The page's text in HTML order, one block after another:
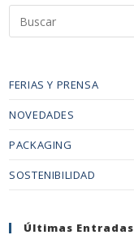
FERIAS Y PRENSA
NOVEDADES
PACKAGING
SOSTENIBILIDAD
Últimas Entradas